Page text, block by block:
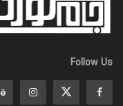
Follow Us